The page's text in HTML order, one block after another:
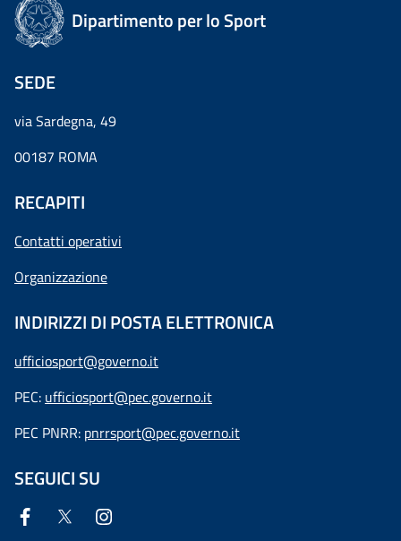
Dipartimento per lo Sport
SEDE
via Sardegna, 49
00187 ROMA
RECAPITI
Contatti operativi
Organizzazione
INDIRIZZI DI POSTA ELETTRONICA
ufficiosport@governo.it
PEC: ufficiosport@pec.governo.it
PEC PNRR: pnrrsport@pec.governo.it
SEGUICI SU